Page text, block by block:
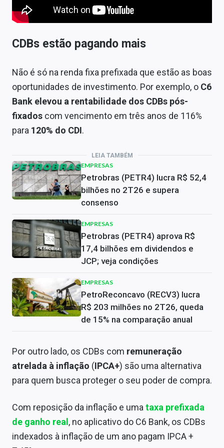
CDBs estão pagando mais
Não é só na renda fixa prefixada que estão as boas
oportunidades de investimento. Por exemplo, o C6
Bank elevou a rentabilidade dos CDBs pós-
fixados com vencimento em três anos de 116%
para 120% do CDI.
LEIA TAMBÉM
EMPRESAS
Petrobras (PETR4) lucra R$ 52,4
bilhões no 2T26 e supera
consenso
EMPRESAS
Petrobras (PETR4) aprova R$
17,4 bilhões em dividendos e
JCP; veja condições
EMPRESAS
PetroReconcavo (RECV3) lucra
R$ 203 milhões no 2T26, queda
de 15% na comparação anual
Por outro lado, os CDBs com remuneração
atrelada à inflação (IPCA+) são uma alternativa
para quem busca proteger o seu poder de compra.
Com reposição da inflação e uma taxa prefixada
de ganho real, no aplicativo do C6 Bank, os CDBs
indexados à inflação de um ano pagam IPCA +